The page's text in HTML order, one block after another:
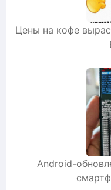
Цены на кофе
Android-